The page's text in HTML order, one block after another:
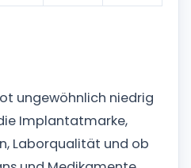
ungewöhnlich niedrig
Implantatmarke,
Laborqualität und ob